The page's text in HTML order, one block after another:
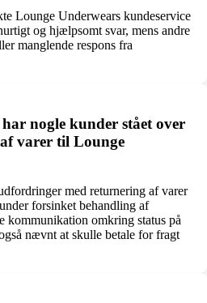
Lounge Underwears kundeservice
og hjælpsomt svar, mens andre
manglende respons fra
nogle kunder stået over
varer til Lounge
med returnering af varer
forsinket behandling af
kommunikation omkring status på
nævnt at skulle betale for fragt